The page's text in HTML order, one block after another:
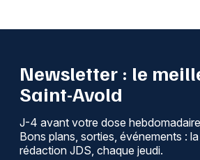
Newsletter : le
Saint-Avold
J-4 avant votre dose
Bons plans, sorties, événements :
rédaction JDS, chaque jeudi.